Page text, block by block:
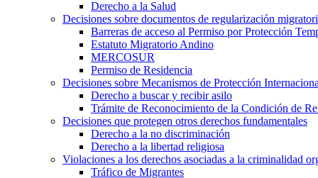
Derecho a la Salud
Decisiones sobre documentos de regularización
Barreras de acceso al Permiso por Protección
Estatuto Migratorio Andino
MERCOSUR
Permiso de Residencia
Decisiones sobre Mecanismos de Protección
Derecho a buscar y recibir asilo
Trámite de Reconocimiento de la Condición de
Decisiones que protegen otros derechos fundamentales
Derecho a la no discriminación
Derecho a la libertad religiosa
Violaciones a los derechos asociadas a la criminalidad
Tráfico de Migrantes